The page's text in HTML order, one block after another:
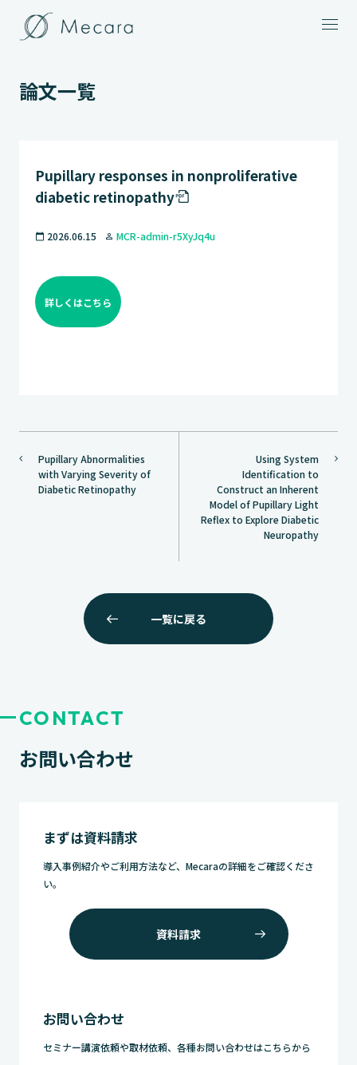
論文一覧
Pupillary responses in nonproliferative
diabetic retinopathy
calendar_today 2026.06.15 person_outline MCR-admin-r5XyJq4u
詳しくはこちら
稿
Using System
Identification to
Construct an Inherent
Model of Pupillary Light
Reflex to Explore Diabetic
Neuropathy
Pupillary Abnormalities
with Varying Severity of
Diabetic Retinopathy
一覧に戻る
CONTACT
お問い合わせ
まずは資料請求
導入事例紹介やご利用方法など、Mecaraの詳細をご確認くださ
い。
資料請求
お問い合わせ
セミナー講演依頼や取材依頼、各種お問い合わせはこちらから